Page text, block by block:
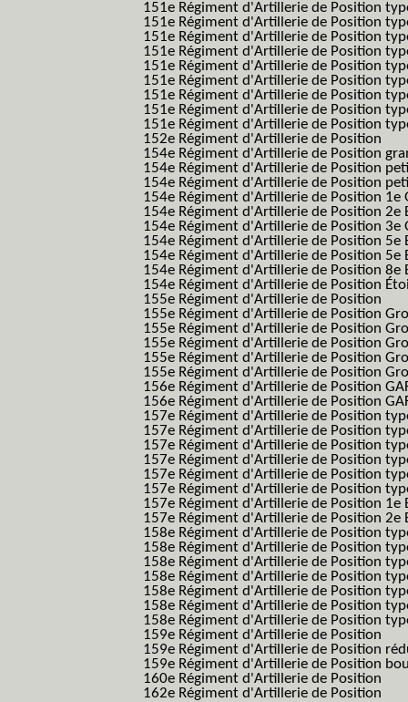
151e Régiment d'Artillerie de Position
151e Régiment d'Artillerie de Position
151e Régiment d'Artillerie de Position
151e Régiment d'Artillerie de Position
151e Régiment d'Artillerie de Position
151e Régiment d'Artillerie de Position
151e Régiment d'Artillerie de Position
151e Régiment d'Artillerie de Position
151e Régiment d'Artillerie de Position
152e Régiment d'Artillerie de Position
154e Régiment d'Artillerie de Position
154e Régiment d'Artillerie de Position
154e Régiment d'Artillerie de Position
154e Régiment d'Artillerie de Position 1e
154e Régiment d'Artillerie de Position 2e
154e Régiment d'Artillerie de Position 3e
154e Régiment d'Artillerie de Position 5e
154e Régiment d'Artillerie de Position 5e
154e Régiment d'Artillerie de Position 8e
154e Régiment d'Artillerie de Position
155e Régiment d'Artillerie de Position
155e Régiment d'Artillerie de Position
155e Régiment d'Artillerie de Position
155e Régiment d'Artillerie de Position
155e Régiment d'Artillerie de Position
155e Régiment d'Artillerie de Position
156e Régiment d'Artillerie de Position
156e Régiment d'Artillerie de Position
157e Régiment d'Artillerie de Position
157e Régiment d'Artillerie de Position
157e Régiment d'Artillerie de Position
157e Régiment d'Artillerie de Position
157e Régiment d'Artillerie de Position
157e Régiment d'Artillerie de Position
157e Régiment d'Artillerie de Position 1e
157e Régiment d'Artillerie de Position 2e
158e Régiment d'Artillerie de Position
158e Régiment d'Artillerie de Position
158e Régiment d'Artillerie de Position
158e Régiment d'Artillerie de Position
158e Régiment d'Artillerie de Position
158e Régiment d'Artillerie de Position
158e Régiment d'Artillerie de Position
159e Régiment d'Artillerie de Position
159e Régiment d'Artillerie de Position
159e Régiment d'Artillerie de Position
160e Régiment d'Artillerie de Position
162e Régiment d'Artillerie de Position